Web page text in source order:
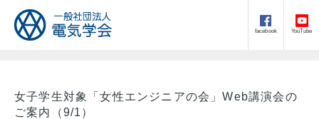
facebook YouTube
女子学生対象「女性エンジニアの会」Web講演会の
ご案内（9/1）